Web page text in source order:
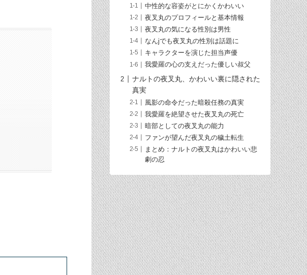
中性的な容姿がとにかくかわいい
夜叉丸のプロフィールと基本情報
夜叉丸の気になる性別は男性
なんjでも夜叉丸の性別は話題に
キャラクターを演じた担当声優
我愛羅の心の支えだった優しい叔父
ナルトの夜叉丸、かわいい裏に隠された
真実
風影の命令だった暗殺任務の真実
我愛羅を絶望させた夜叉丸の死亡
暗部としての夜叉丸の能力
ファンが望んだ夜叉丸の穢土転生
まとめ：ナルトの夜叉丸はかわいい悲
劇の忍